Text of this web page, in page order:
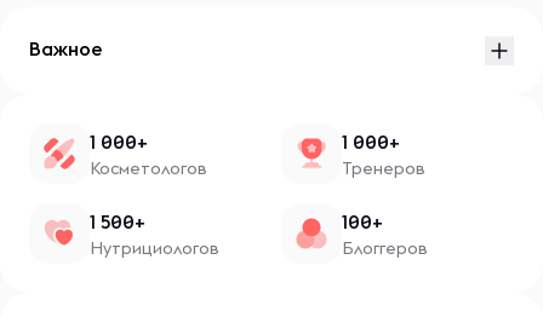
Важное
1 000+
Косметологов
1 000+
Тренеров
1 500+
Нутрициологов
100+
Блоггеров